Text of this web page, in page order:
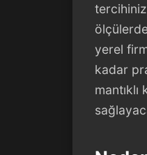
yerel
kadar